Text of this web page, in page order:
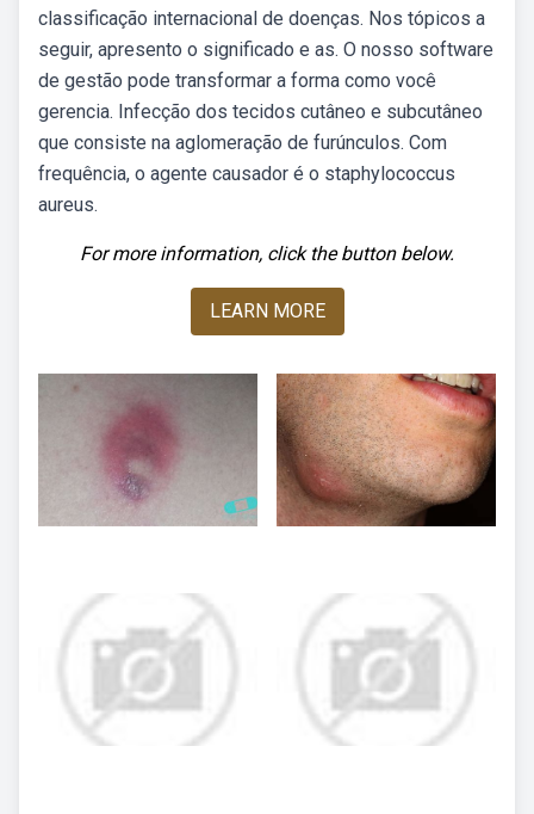
classificação internacional de doenças. Nos tópicos a
seguir, apresento o significado e as. O nosso software
de gestão pode transformar a forma como você
gerencia. Infecção dos tecidos cutâneo e subcutâneo
que consiste na aglomeração de furúnculos. Com
frequência, o agente causador é o staphylococcus
aureus.
For more information, click the button below.
LEARN MORE